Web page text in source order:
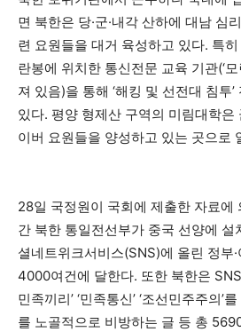
면 북한은 당·군·내각 산하에 대남 심
련 요원들을 대거 육성하고 있다. 특
란봉에 위치한 통신전문 교육 기관(‘
져 있음)을 통해 ‘해킹 및 선전대 침투
있다. 평양 형제산 구역의 미림대학은
이버 요원들을 양성하고 있는 곳으로
28일 국정원이 국회에 제출한 자료에
간 북한 통일전선부가 중국 선양에 설
셜네트위크서비스(SNS)에 올린 정부
4000여건에 달한다. 또한 북한은
민족끼리’ ‘민족통신’ ‘조선민주주의’
를 노골적으로 비방하는 글 등 총